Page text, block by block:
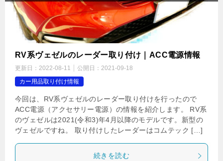
RV系ヴェゼルのレーダー取り付け｜ACC電源情報
更新日： 2022-08-11 公開日： 2021-09-18
カー用品取り付け情報
今回は、RV系ヴェゼルのレーダー取り付けを行ったので
ACC電源（アクセサリー電源）の情報を紹介します。 RV系
のヴェゼルは2021(令和3)年4月以降のモデルです。新型の
ヴェゼルですね。 取り付けしたレーダーはコムテック […]
続きを読む